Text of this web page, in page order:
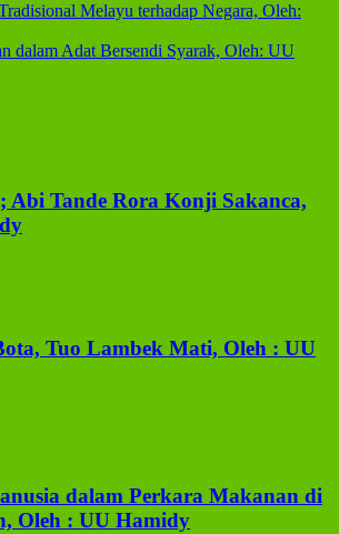
Melayu terhadap Negara, Oleh:
dalam Adat Bersendi Syarak, Oleh: UU
Abi Tande Rora Konji Sakanca,
Tuo Lambek Mati, Oleh : UU
dalam Perkara Makanan di
Oleh : UU Hamidy